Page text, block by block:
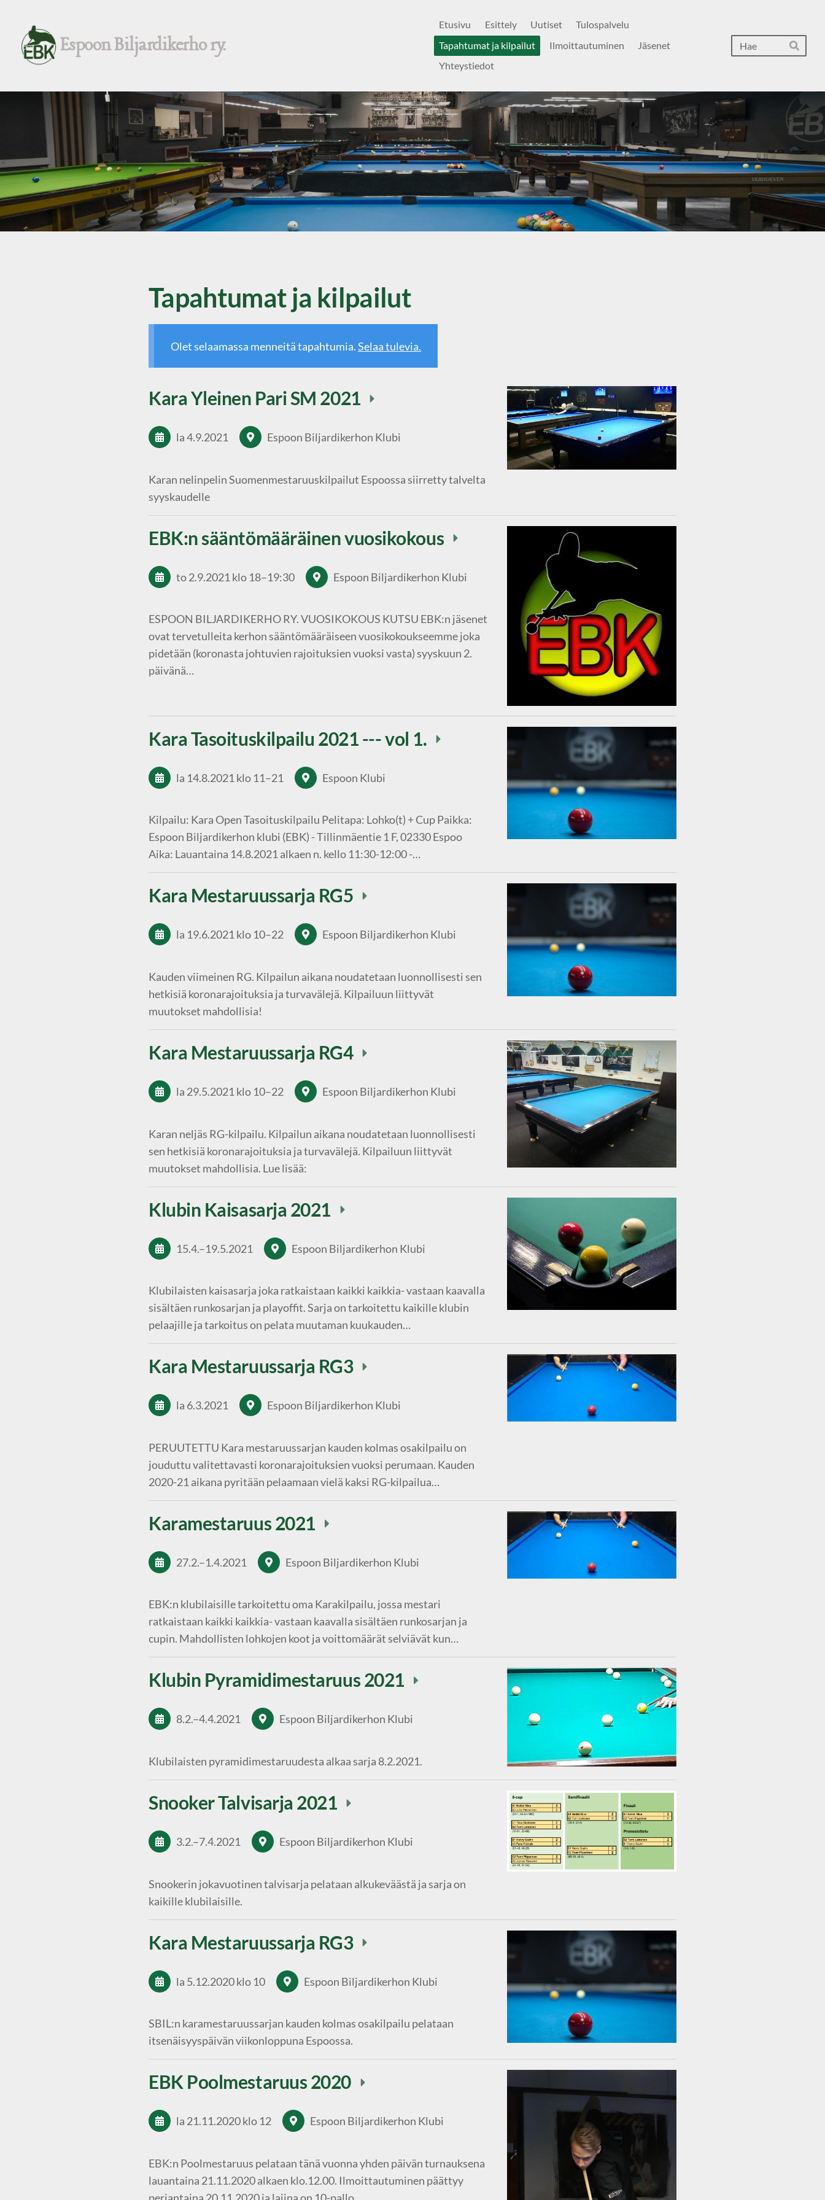
sivun
sisältöön
Espoon Biljardikerho ry.
Etusivu Esittely Uutiset
Tulospalvelu
Tapahtumat ja kilpailut
Ilmoittautuminen
Jäsenet
Yhteystiedot
Hae
Tapahtumat ja kilpailut
Olet selaamassa menneitä tapahtumia.Selaa tulevia.
Kara Yleinen Pari SM 2021
la 4.9.2021 Espoon Biljardikerhon Klubi
Karan nelinpelin Suomenmestaruuskilpailut Espoossa siirretty talvelta
syyskaudelle
EBK:n sääntömääräinen vuosikokous
to 2.9.2021 klo 18–19:30 Espoon Biljardikerhon Klubi
ESPOON BILJARDIKERHO RY. VUOSIKOKOUS KUTSU EBK:n jäsenet
ovat tervetulleita kerhon sääntömääräiseen vuosikokoukseemme joka
pidetään (koronasta johtuvien rajoituksien vuoksi vasta) syyskuun 2.
päivänä…
Kara Tasoituskilpailu 2021 --- vol 1.
la 14.8.2021 klo 11–21 Espoon Klubi
Kilpailu: Kara Open Tasoituskilpailu Pelitapa: Lohko(t) + Cup Paikka:
Espoon Biljardikerhon klubi (EBK) - Tillinmäentie 1 F, 02330 Espoo
Aika: Lauantaina 14.8.2021 alkaen n. kello 11:30-12:00 -…
Kara Mestaruussarja RG5
la 19.6.2021klo 10–22 Espoon Biljardikerhon Klubi
Kauden viimeinen RG. Kilpailun aikana noudatetaan luonnollisesti sen
hetkisiä koronarajoituksia ja turvavälejä. Kilpailuun liittyvät
muutokset mahdollisia!
Kara Mestaruussarja RG4
la 29.5.2021 klo 10–22 Espoon Biljardikerhon Klubi
Karan neljäs RG-kilpailu. Kilpailun aikana noudatetaan luonnollisesti
sen hetkisiä koronarajoituksia ja turvavälejä. Kilpailuun liittyvät
muutokset mahdollisia. Lue lisää:
Klubin Kaisasarja 2021
15.4.–19.5.2021 Espoon Biljardikerhon Klubi
Klubilaisten kaisasarja joka ratkaistaan kaikki kaikkia- vastaan kaavalla
sisältäen runkosarjan ja playoffit. Sarja on tarkoitettu kaikille klubin
pelaajille ja tarkoitus on pelata muutaman kuukauden…
Kara Mestaruussarja RG3
la 6.3.2021 Espoon Biljardikerhon Klubi
PERUUTETTU Kara mestaruussarjan kauden kolmas osakilpailu on
jouduttu valitettavasti koronarajoituksien vuoksi perumaan. Kauden
2020-21 aikana pyritään pelaamaan vielä kaksi RG-kilpailua…
Karamestaruus 2021
27.2.–1.4.2021 Espoon Biljardikerhon Klubi
EBK:n klubilaisille tarkoitettu oma Karakilpailu, jossa mestari
ratkaistaan kaikki kaikkia- vastaan kaavalla sisältäen runkosarjan ja
cupin. Mahdollisten lohkojen koot ja voittomäärät selviävät kun…
Klubin Pyramidimestaruus 2021
8.2.–4.4.2021 Espoon Biljardikerhon Klubi
Klubilaisten pyramidimestaruudesta alkaa sarja 8.2.2021.
Snooker Talvisarja 2021
3.2.–7.4.2021 Espoon Biljardikerhon Klubi
Snookerin jokavuotinen talvisarja pelataan alkukeväästä ja sarja on
kaikille klubilaisille.
Kara Mestaruussarja RG3
la 5.12.2020klo 10 Espoon Biljardikerhon Klubi
SBIL:n karamestaruussarjan kauden kolmas osakilpailu pelataan
itsenäisyyspäivän viikonloppuna Espoossa.
EBK Poolmestaruus 2020
la 21.11.2020klo 12 Espoon Biljardikerhon Klubi
EBK:n Poolmestaruus pelataan tänä vuonna yhden päivän turnauksena
lauantaina 21.11.2020 alkaen klo.12.00. Ilmoittautuminen päättyy